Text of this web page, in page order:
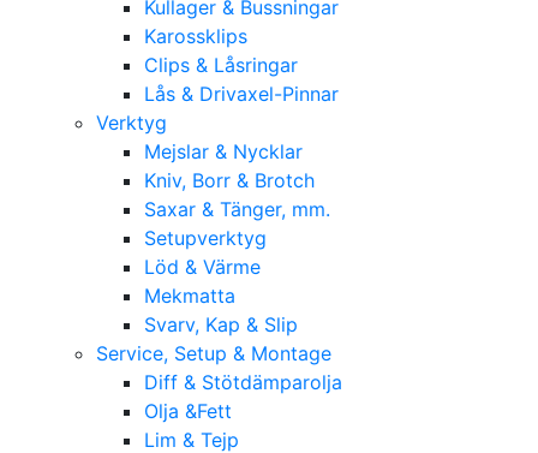
Kullager & Bussningar
Karossklips
Clips & Låsringar
Lås & Drivaxel-Pinnar
Verktyg
Mejslar & Nycklar
Kniv, Borr & Brotch
Saxar & Tänger, mm.
Setupverktyg
Löd & Värme
Mekmatta
Svarv, Kap & Slip
Service, Setup & Montage
Diff & Stötdämparolja
Olja &Fett
Lim & Tejp